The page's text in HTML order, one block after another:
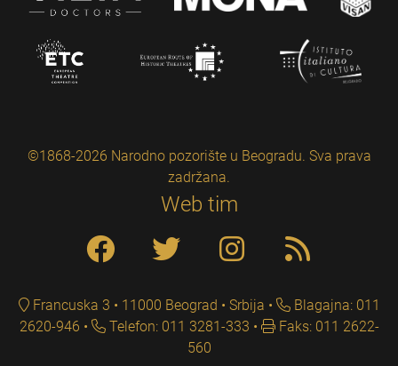
©1868-2026 Narodno pozorište u Beogradu. Sva prava
zadržana.
Web tim
Francuska 3 • 11000 Beograd • Srbija
Blagajna: 011
2620-946
Telefon: 011 3281-333
Faks: 011 2622-
560